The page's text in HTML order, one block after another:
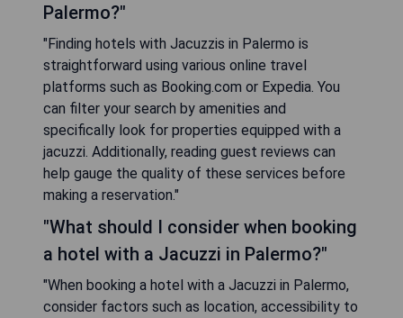
Palermo?"
"Finding hotels with Jacuzzis in Palermo is
straightforward using various online travel
platforms such as Booking.com or Expedia. You
can filter your search by amenities and
specifically look for properties equipped with a
jacuzzi. Additionally, reading guest reviews can
help gauge the quality of these services before
making a reservation."
"What should I consider when booking
a hotel with a Jacuzzi in Palermo?"
"When booking a hotel with a Jacuzzi in Palermo,
consider factors such as location, accessibility to